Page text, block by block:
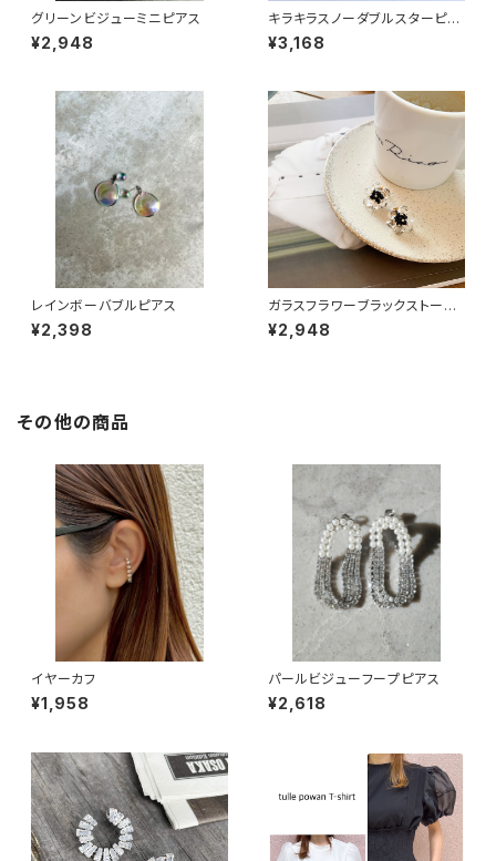
グリーンビジューミニピアス
¥2,948
キラキラスノーダブルスターピア
ス
¥3,168
レインボーバブルピアス
¥2,398
ガラスフラワーブラックストーン
ピアス
¥2,948
その他の商品
イヤーカフ
¥1,958
パールビジューフープピアス
¥2,618